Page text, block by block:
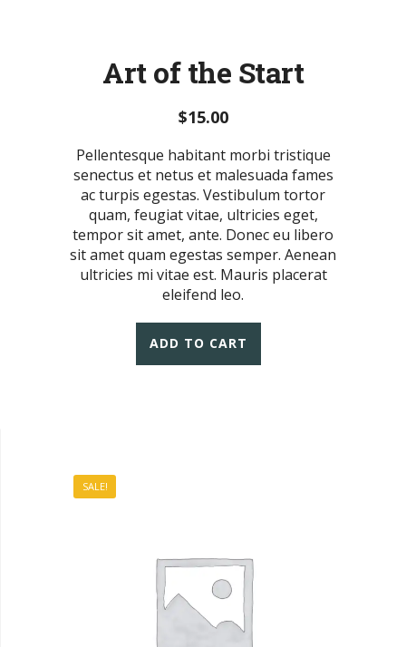
Art of the Start
$15.00
Pellentesque habitant morbi tristique
senectus et netus et malesuada fames
ac turpis egestas. Vestibulum tortor
quam, feugiat vitae, ultricies eget,
tempor sit amet, ante. Donec eu libero
sit amet quam egestas semper. Aenean
ultricies mi vitae est. Mauris placerat
eleifend leo.
ADD TO CART
SALE!